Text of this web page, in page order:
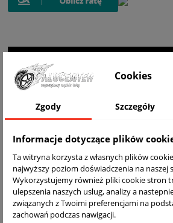
DARMOWA
WYSYŁKA
BEZPŁATNY
Cookies
Zgody Szczegóły
Informacje dotyczące plików
Ta witryna korzysta z własnych plików
najwyższy poziom doświadczenia na naszej
Wykorzystujemy również pliki cookie stron
ulepszenia naszych usług, analizy a
związanych z Twoimi preferencjami na
zachowań podczas nawigacji.